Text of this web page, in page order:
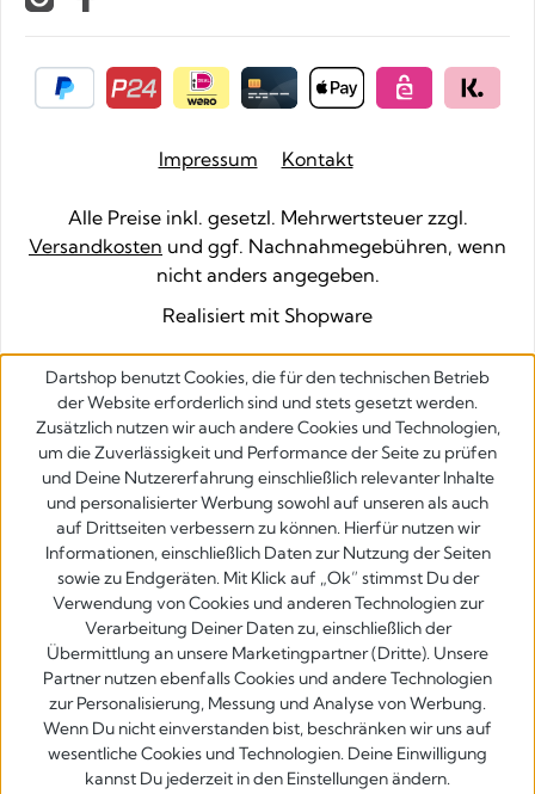
Impressum Kontakt
Alle Preise inkl. gesetzl. Mehrwertsteuer zzgl.
Versandkosten und ggf. Nachnahmegebühren, wenn
nicht anders angegeben.
Realisiert mit Shopware
Dartshop benutzt Cookies, die für den technischen Betrieb
der Website erforderlich sind und stets gesetzt werden.
Zusätzlich nutzen wir auch andere Cookies und Technologien,
um die Zuverlässigkeit und Performance der Seite zu prüfen
und Deine Nutzererfahrung einschließlich relevanter Inhalte
und personalisierter Werbung sowohl auf unseren als auch
auf Drittseiten verbessern zu können. Hierfür nutzen wir
Informationen, einschließlich Daten zur Nutzung der Seiten
sowie zu Endgeräten. Mit Klick auf „Ok” stimmst Du der
Verwendung von Cookies und anderen Technologien zur
Verarbeitung Deiner Daten zu, einschließlich der
Übermittlung an unsere Marketingpartner (Dritte). Unsere
Partner nutzen ebenfalls Cookies und andere Technologien
zur Personalisierung, Messung und Analyse von Werbung.
Wenn Du nicht einverstanden bist, beschränken wir uns auf
wesentliche Cookies und Technologien. Deine Einwilligung
kannst Du jederzeit in den Einstellungen ändern.